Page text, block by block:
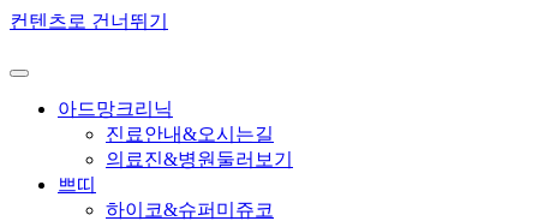
컨텐츠로 건너뛰기
아드망크리닉
진료안내&오시는길
의료진&병원둘러보기
쁘띠
하이코&슈퍼미쥬코